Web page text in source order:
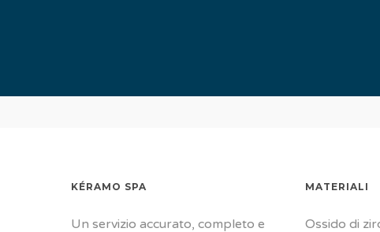
KÉRAMO SPA
Un servizio accurato, completo e
MATERIALI
Ossido di